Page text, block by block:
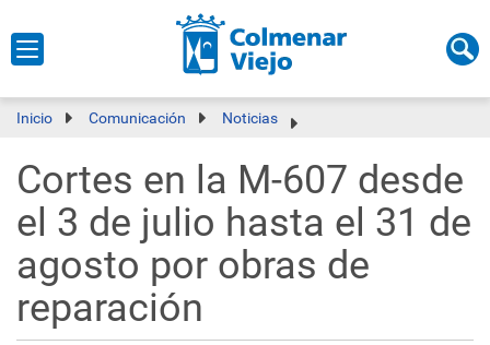
Inicio Comunicación Noticias
Cortes en la M-607 desde
el 3 de julio hasta el 31 de
agosto por obras de
reparación